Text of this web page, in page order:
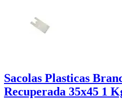
Sacolas Plasticas
Recuperada 35x45 1